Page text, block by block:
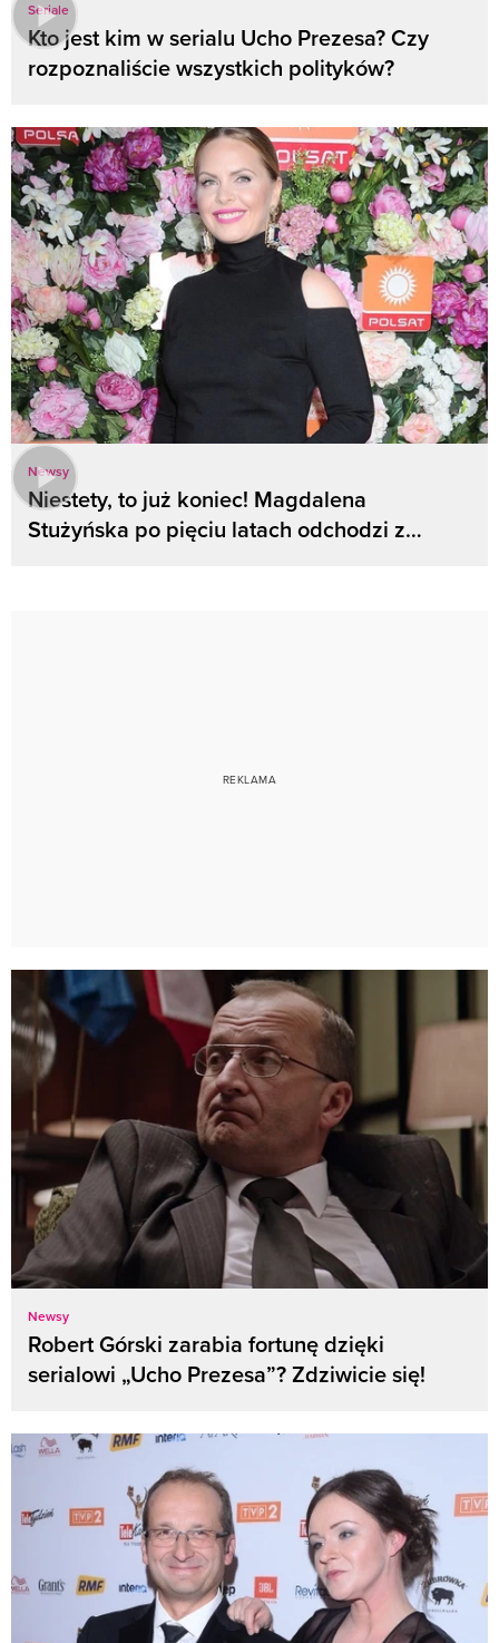
Seriale
Kto jest kim w serialu Ucho Prezesa? Czy
rozpoznaliście wszystkich polityków?
Newsy
Niestety, to już koniec! Magdalena
Stużyńska po pięciu latach odchodzi z…
Newsy
Robert Górski zarabia fortunę dzięki
serialowi „Ucho Prezesa”? Zdziwicie się!